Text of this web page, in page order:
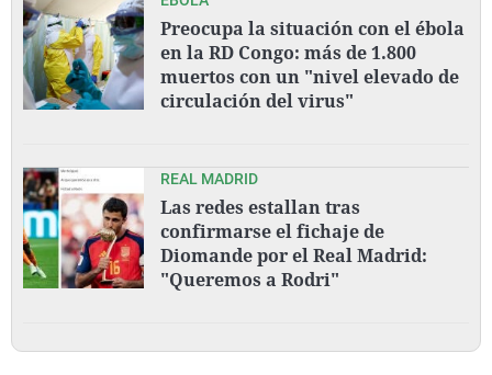
Preocupa la situación con el ébola
en la RD Congo: más de 1.800
muertos con un "nivel elevado de
circulación del virus"
REAL MADRID
Las redes estallan tras
confirmarse el fichaje de
Diomande por el Real Madrid:
"Queremos a Rodri"